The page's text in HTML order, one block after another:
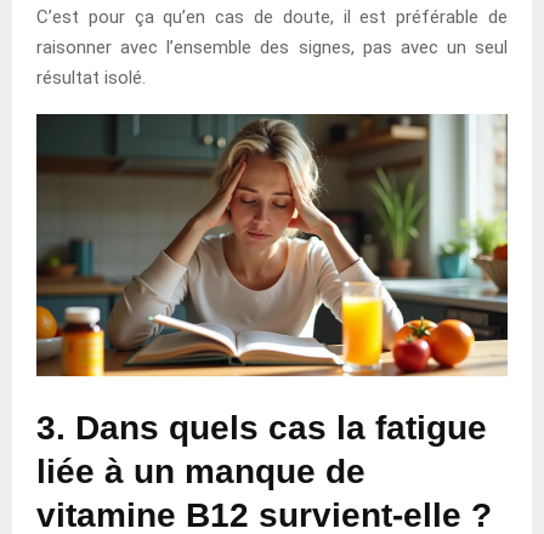
C’est pour ça qu’en cas de doute, il est préférable de
raisonner avec l’ensemble des signes, pas avec un seul
résultat isolé.
3. Dans quels cas la fatigue
liée à un manque de
vitamine B12 survient-elle ?